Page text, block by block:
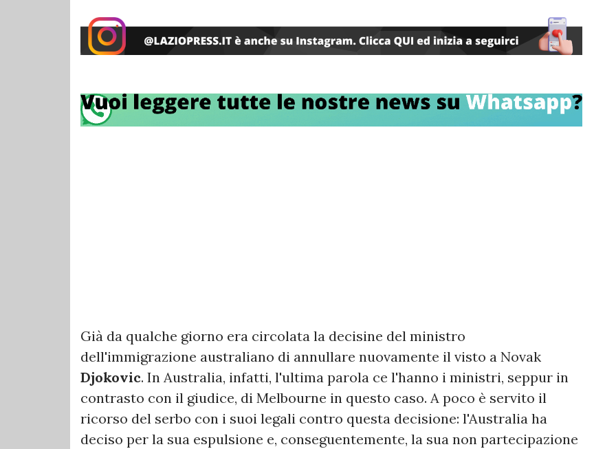
Già da qualche giorno era circolata la decisine del ministro
dell'immigrazione australiano di annullare nuovamente il visto a Novak
Djokovic. In Australia, infatti, l'ultima parola ce l'hanno i ministri, seppur in
contrasto con il giudice, di Melbourne in questo caso. A poco è servito il
ricorso del serbo con i suoi legali contro questa decisione: l'Australia ha
deciso per la sua espulsione e, conseguentemente, la sua non partecipazione